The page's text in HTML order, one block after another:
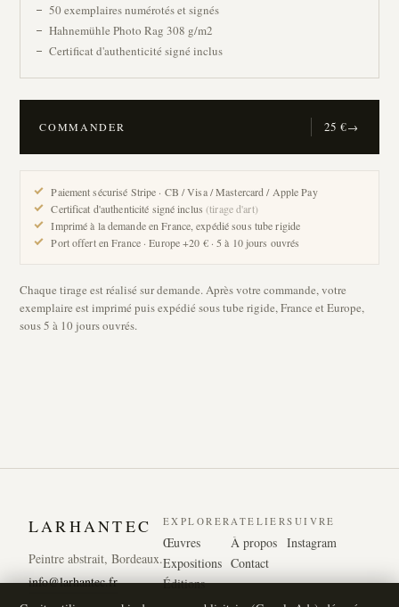
50 exemplaires numérotés et signés
Hahnemühle Photo Rag 308 g/m2
Certificat d'authenticité signé inclus
COMMANDER 25 €→
Paiement sécurisé Stripe · CB / Visa / Mastercard / Apple Pay
Certificat d'authenticité signé inclus(tirage d'art)
Imprimé à la demande en France, expédié sous tube rigide
Port offert en France · Europe +20 € · 5 à 10 jours ouvrés
Chaque tirage est réalisé sur demande. Après votre commande, votre
exemplaire est imprimé puis expédié sous tube rigide, France et Europe,
sous 5 à 10 jours ouvrés.
LARHANTEC
Peintre abstrait, Bordeaux.
info@larhantec.fr
EXPLORER
Œuvres
Expositions
Éditions
ATELIER
À propos
Contact
SUIVRE
Instagram